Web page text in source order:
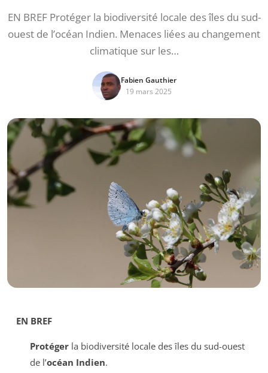
EN BREF Protéger la biodiversité locale des îles du sud-
ouest de l’océan Indien. Menaces liées au changement
climatique sur les…
Fabien Gauthier
19 mars 2025
EN BREF
Protégerla biodiversité locale des îles du sud-ouest
de l’océan Indien.